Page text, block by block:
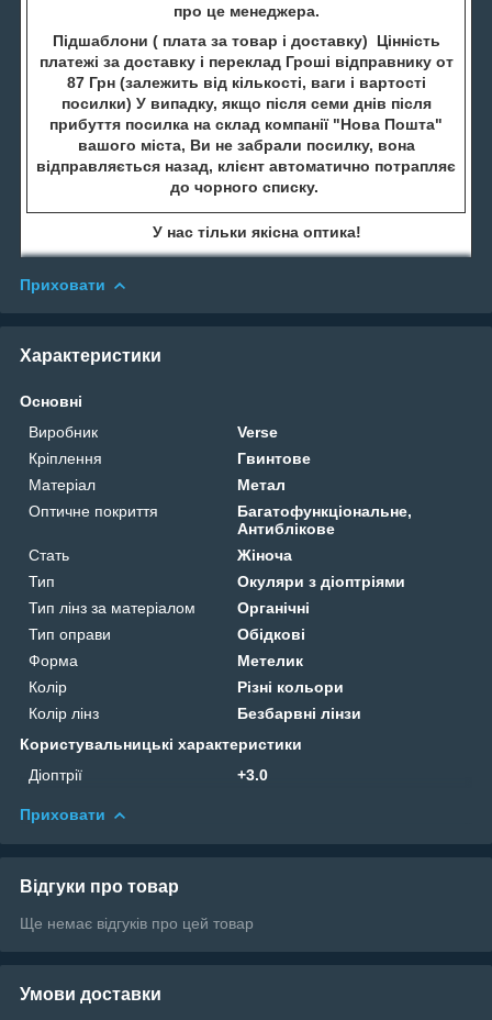
про це менеджера.
Підшаблони ( плата за товар і доставку) Цінність
платежі за доставку і переклад Гроші відправнику от
87 Грн (залежить від кількості, ваги і вартості
посилки) У випадку, якщо після семи днів після
прибуття посилка на склад компанії "Нова Пошта"
вашого міста, Ви не забрали посилку, вона
відправляється назад, клієнт автоматично потрапляє
до чорного списку.
У нас тільки якісна оптика!
Приховати
Характеристики
Основні
Виробник
Verse
Кріплення
Гвинтове
Матеріал
Метал
Оптичне покриття
Багатофункціональне,
Антиблікове
Стать
Жіноча
Тип
Окуляри з діоптріями
Тип лінз за матеріалом
Органічні
Тип оправи
Обідкові
Форма
Метелик
Колір
Різні кольори
Колір лінз
Безбарвні лінзи
Користувальницькі характеристики
Діоптрії
+3.0
Приховати
Відгуки про товар
Ще немає відгуків про цей товар
Умови доставки